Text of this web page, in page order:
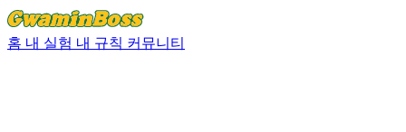
홈 내 실험 내 규칙 커뮤니티